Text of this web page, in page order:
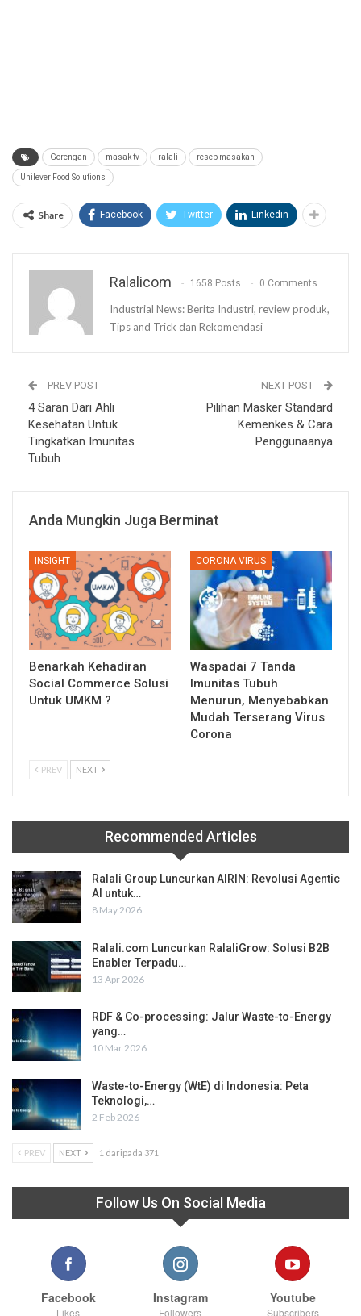
Gorengan masak tv ralali resep masakan
Unilever Food Solutions
Share Facebook Twitter Linkedin
Ralalicom 1658 Posts 0 Comments
Industrial News: Berita Industri, review produk,
Tips and Trick dan Rekomendasi
PREV POST
4 Saran Dari Ahli
Kesehatan Untuk
Tingkatkan Imunitas
Tubuh
NEXT POST
Pilihan Masker Standard
Kemenkes & Cara
Penggunaanya
Anda Mungkin Juga Berminat
INSIGHT
Benarkah Kehadiran
Social Commerce Solusi
Untuk UMKM ?
CORONA VIRUS
Waspadai 7 Tanda
Imunitas Tubuh
Menurun, Menyebabkan
Mudah Terserang Virus
Corona
PREV NEXT
Recommended Articles
Ralali Group Luncurkan AIRIN: Revolusi Agentic
AI untuk…
8 May 2026
Ralali.com Luncurkan RalaliGrow: Solusi B2B
Enabler Terpadu…
13 Apr 2026
RDF & Co-processing: Jalur Waste-to-Energy
yang…
10 Mar 2026
Waste-to-Energy (WtE) di Indonesia: Peta
Teknologi,…
2 Feb 2026
PREV NEXT 1 daripada 371
Follow Us On Social Media
Facebook
Likes
Instagram
Followers
Youtube
Subscribers